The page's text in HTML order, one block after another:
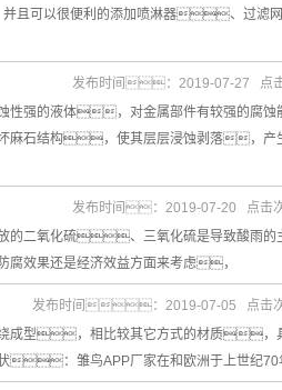
可以很便利的添加喷淋器、过滤网
性强的液体，对金属部件有较强的腐
石结构，使其层层浸蚀剥落，产
发布时间：2019-07-27 点
的二氧化硫、三氧化硫是导致酸雨的
效果还是经济效益方面来考虑，
发布时间：2019-07-20 点
成型，相比较其它方式的材质，
：雏鸟APP厂家在和欧洲于上世纪70
发布时间：2019-07-05 点击